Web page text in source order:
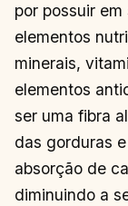
por possuir
elementos
minerais,
elementos
ser uma fibra
das gorduras
absorção de
diminuindo a